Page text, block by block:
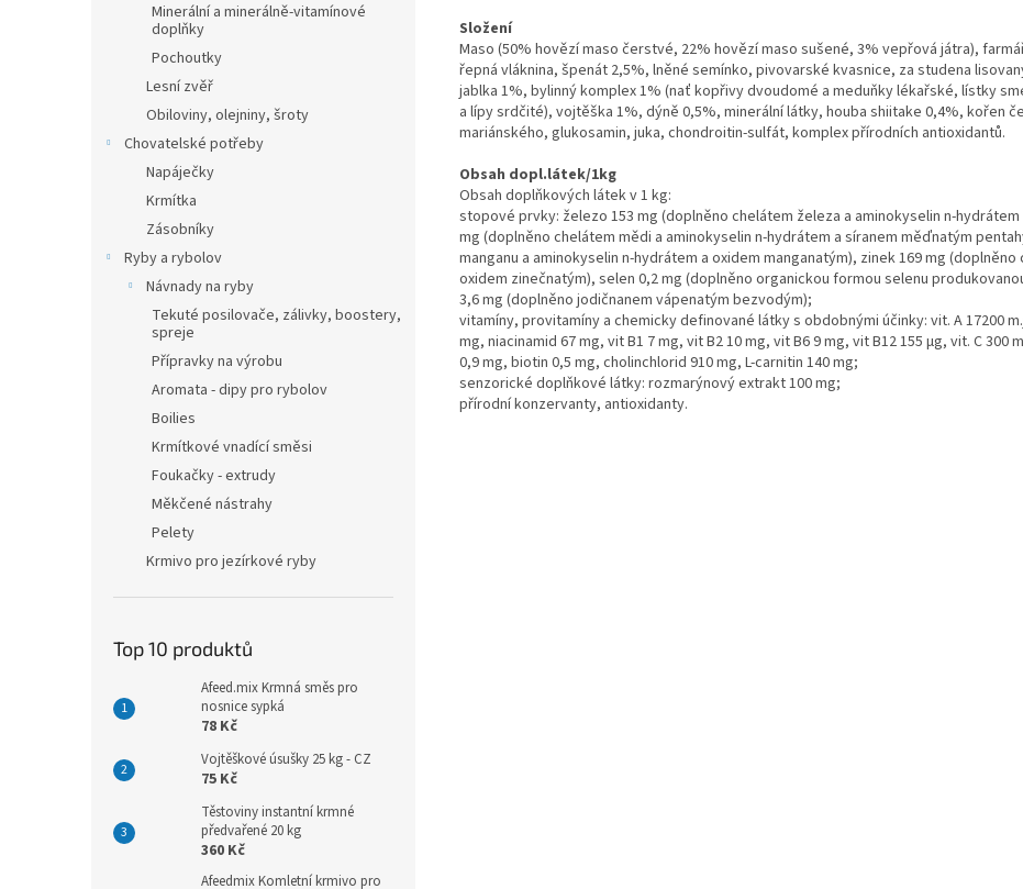
Minerální a minerálně-vitamínové
doplňky
Pochoutky
Lesní zvěř
Obiloviny, olejniny, šroty
Chovatelské potřeby
Napáječky
Krmítka
Zásobníky
Ryby a rybolov
Návnady na ryby
Tekuté posilovače, zálivky, boostery,
spreje
Přípravky na výrobu
Aromata - dipy pro rybolov
Boilies
Krmítkové vnadící směsi
Foukačky - extrudy
Měkčené nástrahy
Pelety
Krmivo pro jezírkové ryby
Top 10 produktů
Afeed.mix Krmná směs pro
nosnice sypká
78 Kč
Vojtěškové úsušky 25 kg - CZ
75 Kč
Těstoviny instantní krmné
předvařené 20 kg
360 Kč
Afeedmix Komletní krmivo pro
Složení
Maso (50% hovězí maso čerstvé, 22% hovězí maso sušené, 3% vepřová játra),
řepná vláknina, špenát 2,5%, lněné semínko, pivovarské kvasnice, za studena
jablka 1%, bylinný komplex 1% (nať kopřivy dvoudomé a meduňky lékařské, lístky
a lípy srdčité), vojtěška 1%, dýně 0,5%, minerální látky, houba shiitake 0,4%, kořen
mariánského, glukosamin, juka, chondroitin-sulfát, komplex přírodních antioxidantů.
Obsah dopl.látek/1kg
Obsah doplňkových látek v 1 kg:
stopové prvky: železo 153 mg (doplněno chelátem železa a aminokyselin n-
mg (doplněno chelátem mědi a aminokyselin n-hydrátem a síranem měďnatým
manganu a aminokyselin n-hydrátem a oxidem manganatým), zinek 169 mg
oxidem zinečnatým), selen 0,2 mg (doplněno organickou formou selenu
3,6 mg (doplněno jodičnanem vápenatým bezvodým);
vitamíny, provitamíny a chemicky definované látky s obdobnými účinky: vit. A 17200
mg, niacinamid 67 mg, vit B1 7 mg, vit B2 10 mg, vit B6 9 mg, vit B12 155 µg, vit. C
0,9 mg, biotin 0,5 mg, cholinchlorid 910 mg, L-carnitin 140 mg;
senzorické doplňkové látky: rozmarýnový extrakt 100 mg;
přírodní konzervanty, antioxidanty.